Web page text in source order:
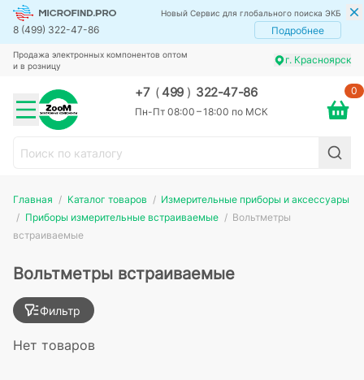
Новый Сервис для глобального поиска ЭКБ
8 (499) 322-47-86 Подробнее
Продажа электронных компонентов оптом
и в розницу
г. Красноярск
+7 (499 ) 322-47-86
Пн-Пт 08:00 – 18:00 по МСК
0
Главная Каталог товаров
Измерительные приборы и аксессуары
Приборы измерительные встраиваемые
Вольтметры
встраиваемые
Вольтметры встраиваемые
Фильтр
Нет товаров